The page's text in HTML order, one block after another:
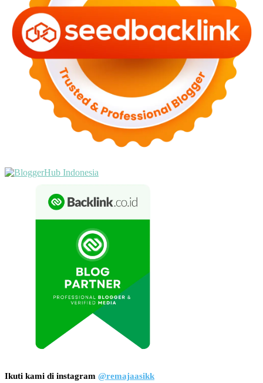
Ikuti kami di instagram @remajaasikk